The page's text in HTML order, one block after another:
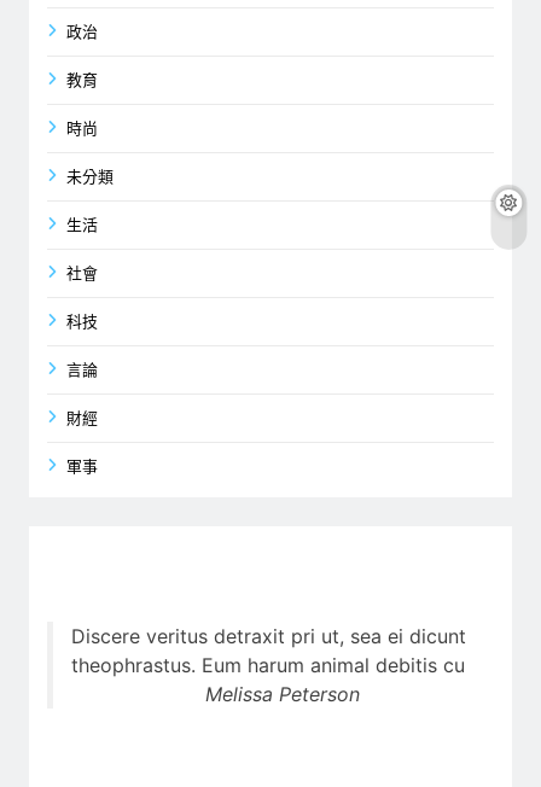
政治
教育
時尚
未分類
生活
社會
科技
言論
財經
軍事
Discere veritus detraxit pri ut, sea ei dicunt
theophrastus. Eum harum animal debitis cu
Melissa Peterson